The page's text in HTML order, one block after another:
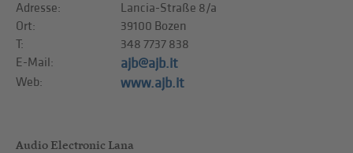
Adresse:
Lancia-Straße 8/a
Ort:
39100 Bozen
T:
348 7737 838
E-Mail:
ajb@ajb.it
Web: www.ajb.it
Audio Electronic Lana